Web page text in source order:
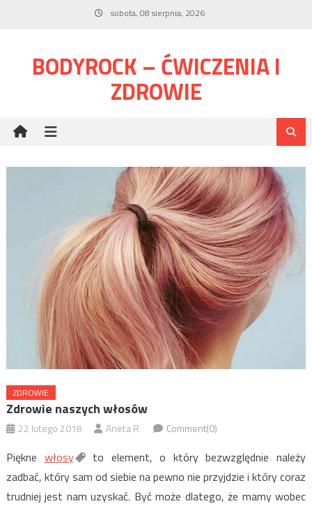
sobota, 08 sierpnia, 2026
BODYROCK – ĆWICZENIA I
ZDROWIE
ZDROWIE
Zdrowie naszych włosów
22 lutego 2018 Aneta R. Comment(0)
Piękne włosy
to element, o który bezwzględnie należy
zadbać, który sam od siebie na pewno nie przyjdzie i który coraz
trudniej jest nam uzyskać. Być może dlatego, że mamy wobec